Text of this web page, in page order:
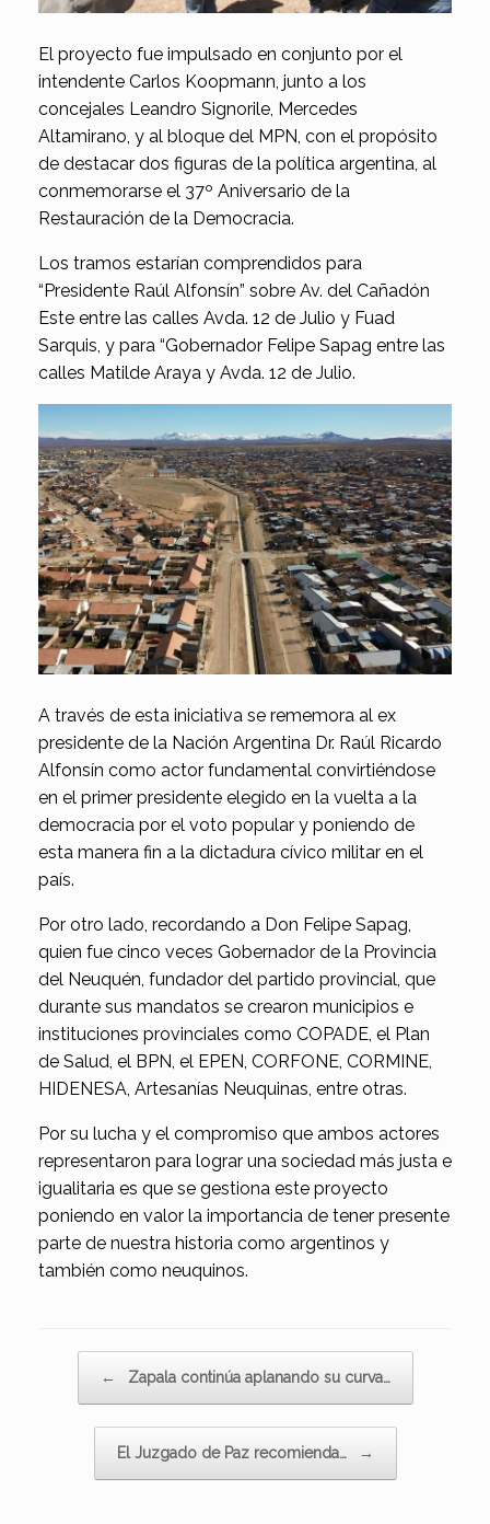
El proyecto fue impulsado en conjunto por el
intendente Carlos Koopmann, junto a los
concejales Leandro Signorile, Mercedes
Altamirano, y al bloque del MPN, con el propósito
de destacar dos figuras de la política argentina, al
conmemorarse el 37º Aniversario de la
Restauración de la Democracia.
Los tramos estarían comprendidos para
“Presidente Raúl Alfonsín” sobre Av. del Cañadón
Este entre las calles Avda. 12 de Julio y Fuad
Sarquis, y para “Gobernador Felipe Sapag entre las
calles Matilde Araya y Avda. 12 de Julio.
A través de esta iniciativa se rememora al ex
presidente de la Nación Argentina Dr. Raúl Ricardo
Alfonsín como actor fundamental convirtiéndose
en el primer presidente elegido en la vuelta a la
democracia por el voto popular y poniendo de
esta manera fin a la dictadura cívico militar en el
país.
Por otro lado, recordando a Don Felipe Sapag,
quien fue cinco veces Gobernador de la Provincia
del Neuquén, fundador del partido provincial, que
durante sus mandatos se crearon municipios e
instituciones provinciales como COPADE, el Plan
de Salud, el BPN, el EPEN, CORFONE, CORMINE,
HIDENESA, Artesanías Neuquinas, entre otras.
Por su lucha y el compromiso que ambos actores
representaron para lograr una sociedad más justa e
igualitaria es que se gestiona este proyecto
poniendo en valor la importancia de tener presente
parte de nuestra historia como argentinos y
también como neuquinos.
← Zapala continúa aplanando su curva…
El Juzgado de Paz recomienda… →